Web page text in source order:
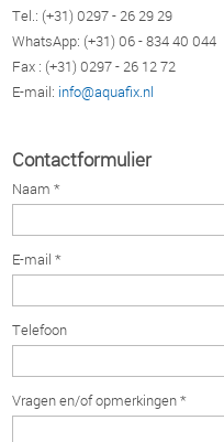
Tel.: (+31) 0297 - 26 29 29
WhatsApp: (+31) 06 - 834 40 044
Fax : (+31) 0297 - 26 12 72
E-mail: info@aquafix.nl
Contactformulier
Naam *
E-mail *
Telefoon
Vragen en/of opmerkingen *